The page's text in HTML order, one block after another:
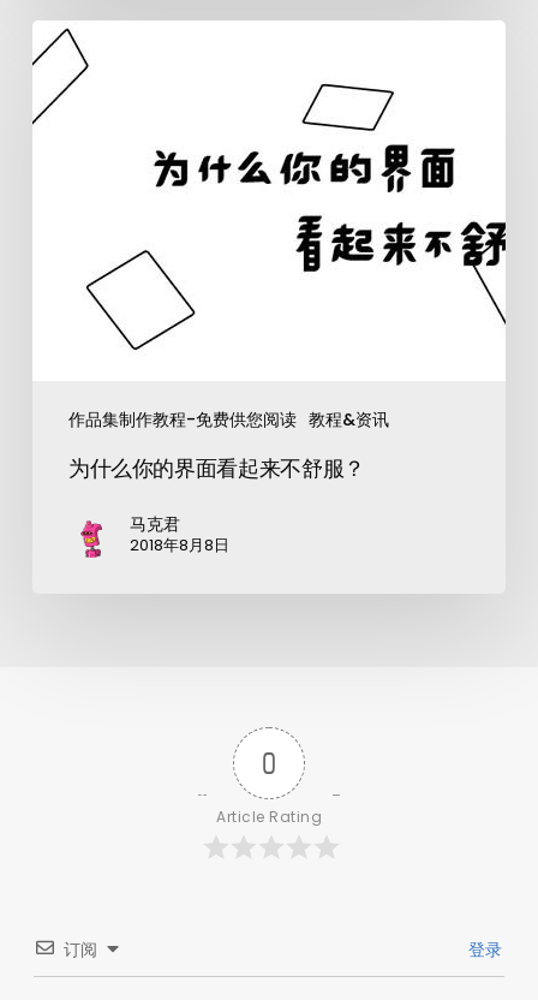
作品集制作教程-免费供您阅读 教程&资讯
为什么你的界面看起来不舒服？
马克君
2018年8月8日
0
Article Rating
订阅 登录